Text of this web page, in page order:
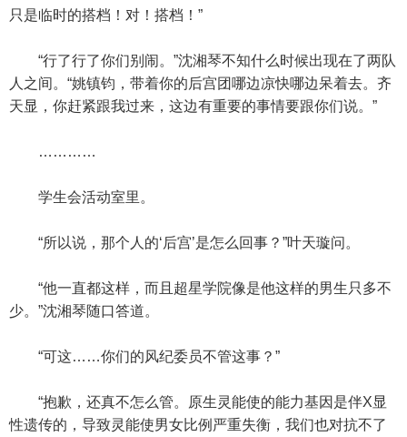
只是临时的搭档！对！搭档！”
“行了行了你们别闹。”沈湘琴不知什么时候出现在了两队
人之间。“姚镇钧，带着你的后宫团哪边凉快哪边呆着去。齐
天显，你赶紧跟我过来，这边有重要的事情要跟你们说。”
…………
学生会活动室里。
“所以说，那个人的‘后宫’是怎么回事？”叶天璇问。
“他一直都这样，而且超星学院像是他这样的男生只多不
少。”沈湘琴随口答道。
“可这……你们的风纪委员不管这事？”
“抱歉，还真不怎么管。原生灵能使的能力基因是伴X显
性遗传的，导致灵能使男女比例严重失衡，我们也对抗不了